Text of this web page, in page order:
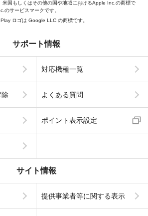
国もしくはその他の国や地域におけるApple Inc.の商標で
サービスマークです。
ロゴは Google LLC の商標です。
サポート情報
対応機種一覧
よくある質問
ポイント表示設定
サイト情報
提供事業者等に関する表示